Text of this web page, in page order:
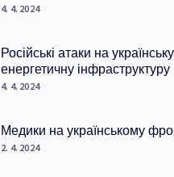
4. 4. 2024
Російські атаки на українську
енергетичну інфраструктуру
4. 4. 2024
Медики на українському
2. 4. 2024